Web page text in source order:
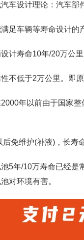
车设计理论：汽车部
足车辆等寿命设计的
计寿命10年/20万公
不低于2万公里。即
年以前由于国家
后免维护(补液)，长寿
5年/10万寿命已经是
对环境有害。